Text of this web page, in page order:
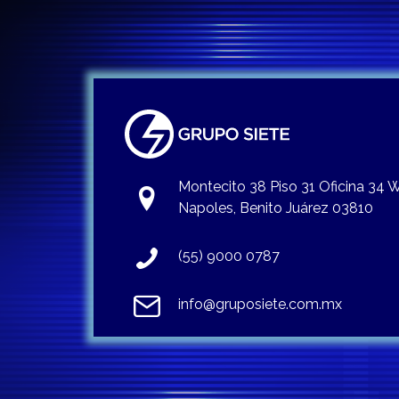
Montecito 38 Piso 31 Oficina 34
Napoles, Benito Juárez 03810
(55) 9000 0787
info@gruposiete.com.mx